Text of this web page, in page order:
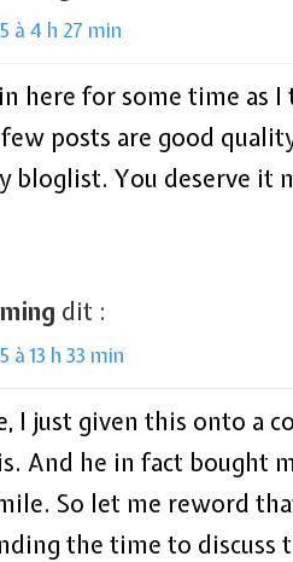
à 4 h 27 min
here for some time as
posts are good
bloglist. You deserve it
dit :
à 13 h 33 min
I just given this onto a
And he in fact bought
So let me reword
the time to discuss